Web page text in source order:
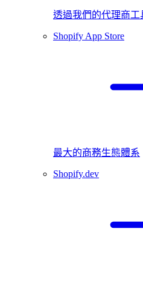
透過我們的代理商工
Shopify App Store
最大的商務生態體系
Shopify.dev